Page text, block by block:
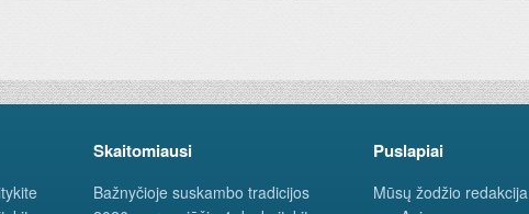
Skaitomiausi
Bažnyčioje suskambo tradicijos
Puslapiai
Mūsų žodžio redakcija